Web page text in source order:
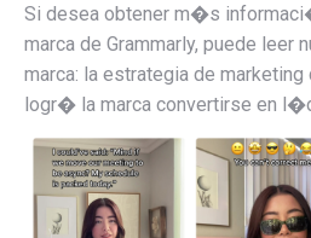
Si desea obtener m�s
marca de Grammarly, puede
marca: la estrategia de
logr� la marca convertirse en